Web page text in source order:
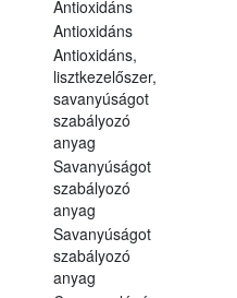
Antioxidáns
Antioxidáns
Antioxidáns,
lisztkezelőszer,
savanyúságot
szabályozó
anyag
Savanyúságot
szabályozó
anyag
Savanyúságot
szabályozó
anyag